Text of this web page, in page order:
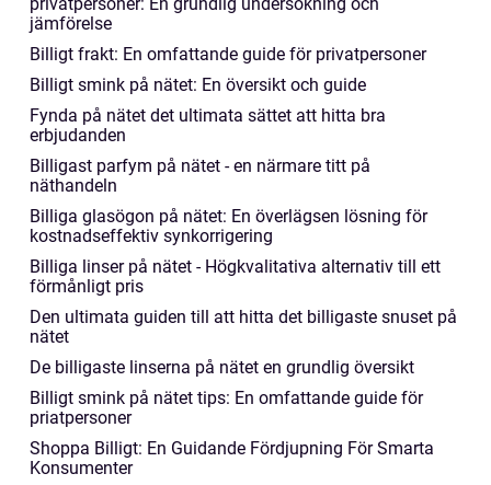
jämförelse
Billigt frakt: En omfattande guide för privatpersoner
Billigt smink på nätet: En översikt och guide
Fynda på nätet det ultimata sättet att hitta bra
erbjudanden
Billigast parfym på nätet - en närmare titt på
näthandeln
Billiga glasögon på nätet: En överlägsen lösning för
kostnadseffektiv synkorrigering
Billiga linser på nätet - Högkvalitativa alternativ till ett
förmånligt pris
Den ultimata guiden till att hitta det billigaste snuset på
nätet
De billigaste linserna på nätet en grundlig översikt
Billigt smink på nätet tips: En omfattande guide för
priatpersoner
Shoppa Billigt: En Guidande Fördjupning För Smarta
Konsumenter